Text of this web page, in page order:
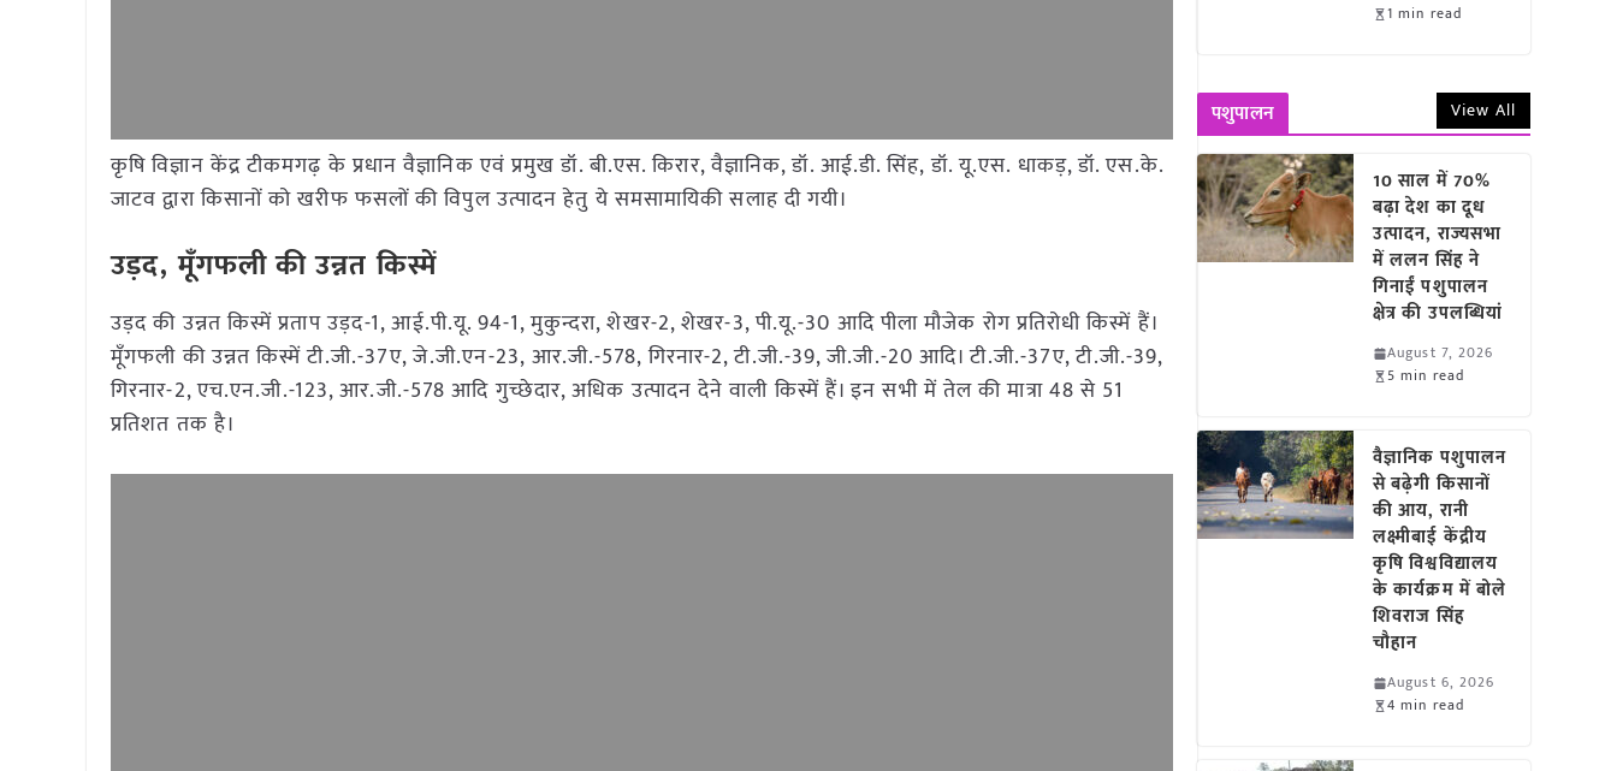
कृषि विज्ञान केंद्र टीकमगढ़ के प्रधान वैज्ञानिक एवं प्रमुख डॉ. बी.एस. किरार, वैज्ञानिक, डॉ. आई.डी. सिंह, डॉ. यू.एस. धाकड़, डॉ. एस.के.
जाटव द्वारा किसानों को खरीफ फसलों की विपुल उत्पादन हेतु ये समसामायिकी सलाह दी गयी।
उड़द, मूँगफली की उन्नत किस्में
उड़द की उन्नत किस्में प्रताप उड़द-1, आई.पी.यू. 94-1, मुकुन्दरा, शेखर-2, शेखर-3, पी.यू.-30 आदि पीला मौजेक रोग प्रतिरोधी किस्में हैं।
मूँगफली की उन्नत किस्में टी.जी.-37ए, जे.जी.एन-23, आर.जी.-578, गिरनार-2, टी.जी.-39, जी.जी.-20 आदि। टी.जी.-37ए, टी.जी.-39,
गिरनार-2, एच.एन.जी.-123, आर.जी.-578 आदि गुच्छेदार, अधिक उत्पादन देने वाली किस्में हैं। इन सभी में तेल की मात्रा 48 से 51
प्रतिशत तक है।
1 min read
पशुपालन View All
10 साल में 70%
बढ़ा देश का दूध
उत्पादन, राज्यसभा
में ललन सिंह ने
गिनाईं पशुपालन
क्षेत्र की उपलब्धियां
August 7, 2026
5 min read
वैज्ञानिक पशुपालन
से बढ़ेगी किसानों
की आय, रानी
लक्ष्मीबाई केंद्रीय
कृषि विश्वविद्यालय
के कार्यक्रम में बोले
शिवराज सिंह
चौहान
August 6, 2026
4 min read